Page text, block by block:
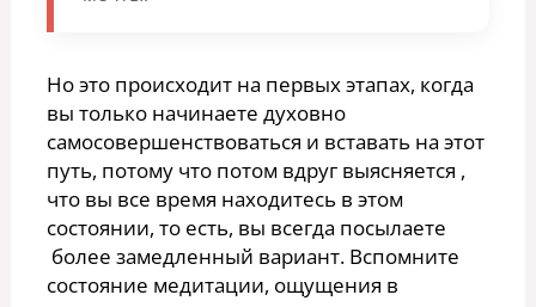
Но это происходит на первых этапах, когда
вы только начинаете духовно
самосовершенствоваться и вставать на этот
путь, потому что потом вдруг выясняется ,
что вы все время находитесь в этом
состоянии, то есть, вы всегда посылаете
более замедленный вариант. Вспомните
состояние медитации, ощущения в